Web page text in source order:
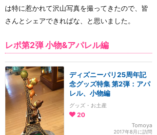
は特に惹かれて沢山写真を撮ってきたので、皆
さんとシェアできればな、と思いました。
レポ第2弾 小物&アパレル編
ディズニーパリ25周年記
念グッズ特集 第2弾：アパ
レル、小物編
グッズ・お土産
20
Tomoya
2017年8月に訪問